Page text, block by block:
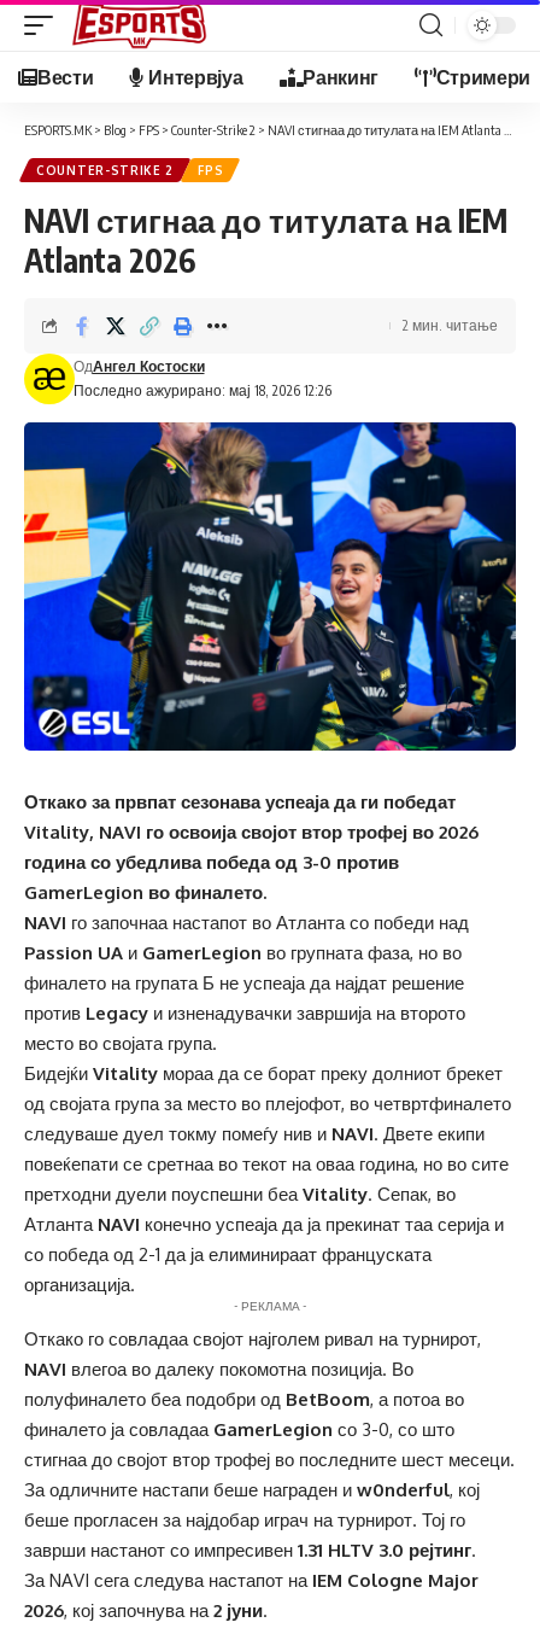
Вести Интервјуа Ранкинг Стримери
ESPORTS.MK > Blog > FPS > Counter-Strike 2 > NAVI стигнаа до титулата на IEM Atlanta 2026
COUNTER-STRIKE 2 FPS
NAVI стигнаа до титулата на IEM
Atlanta 2026
Последно ажурирано: мај 18, 2026 12:26
ОдАнгел Костоски
2 мин. читање
Откако за првпат сезонава успеаја да ги победат
Vitality, NAVI го освоија својот втор трофеј во 2026
година со убедлива победа од 3-0 против
GamerLegion во финалето.
NAVI го започнаа настапот во Атланта со победи над
Passion UA и GamerLegion во групната фаза, но во
финалето на групата Б не успеаја да најдат решение
против Legacy и изненадувачки завршија на второто
место во својата група.
Бидејќи Vitality мораа да се борат преку долниот брекет
од својата група за место во плејофот, во четвртфиналето
следуваше дуел токму помеѓу нив и NAVI. Двете екипи
повеќепати се сретнаа во текот на оваа година, но во сите
претходни дуели поуспешни беаVitality. Сепак, во
Атланта NAVI конечно успеаја да ја прекинат таа серија и
со победа од 2-1 да ја елиминираат француската
организација.
- РЕКЛАМА -
Откако го совладаа својот најголем ривал на турнирот,
NAVI влегоа во далеку покомотна позиција. Во
полуфиналето беа подобри од BetBoom, а потоа во
финалето ја совладаа GamerLegion со 3-0, со што
стигнаа до својот втор трофеј во последните шест месеци.
За одличните настапи беше награден и w0nderful, кој
беше прогласен за најдобар играч на турнирот. Тој го
заврши настанот со импресивен 1.31 HLTV 3.0 рејтинг.
За NAVI сега следува настапот на IEM Cologne Major
2026, кој започнува на2 јуни.